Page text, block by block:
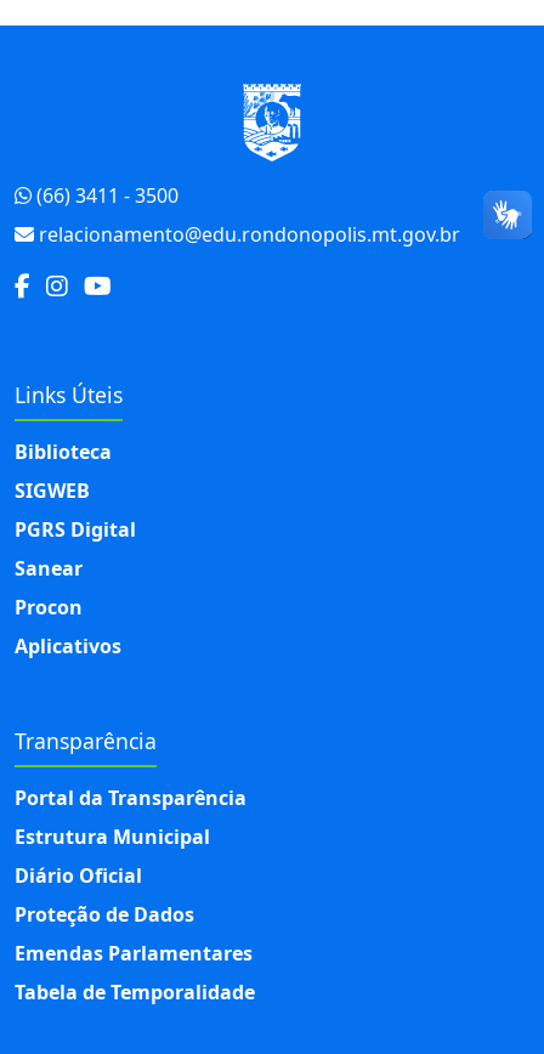
(66) 3411 - 3500
relacionamento@edu.rondonopolis.mt.gov.br
Links Úteis
Biblioteca
SIGWEB
PGRS Digital
Sanear
Procon
Aplicativos
Transparência
Portal da Transparência
Estrutura Municipal
Diário Oficial
Proteção de Dados
Emendas Parlamentares
Tabela de Temporalidade